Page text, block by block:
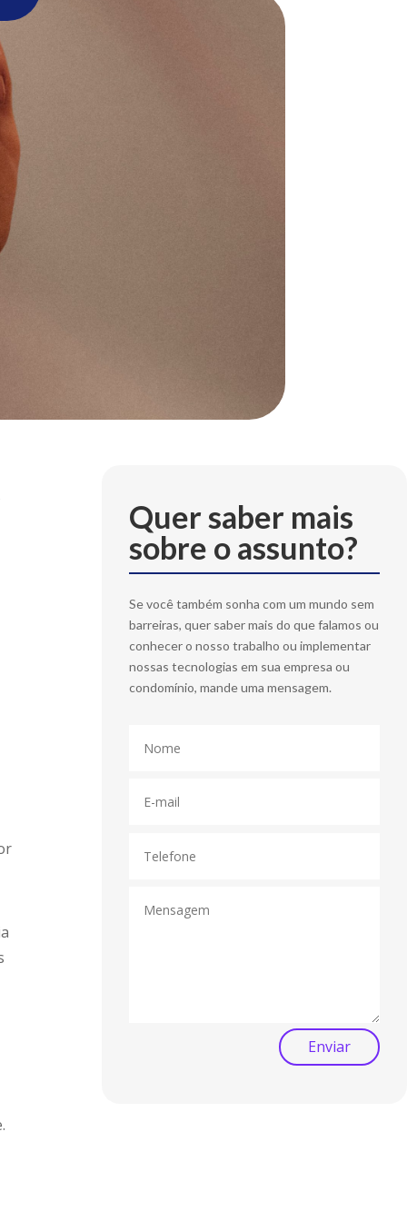
Quer saber mais
sobre o assunto?
Se você também sonha com um mundo sem
barreiras, quer saber mais do que falamos ou
conhecer o nosso trabalho ou implementar
nossas tecnologias em sua empresa ou
condomínio, mande uma mensagem.
Enviar